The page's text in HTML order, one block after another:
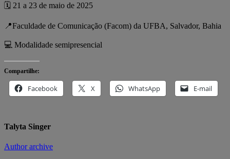
🗓️ 21 a 23 de maio de 2025
📍Faculdade de Comunicação (Facom) da UFBA, Salvador, Bahia
💻 Modalidade semipresencial
Compartilhe:
Facebook X WhatsApp E-mail
Talyta Singer
Author archive